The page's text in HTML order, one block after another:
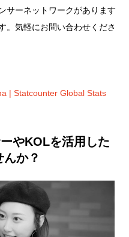
サーネットワークがあります
。気軽にお問い合わせくださ
| Statcounter Global Stats
やKOLを活用した
か？